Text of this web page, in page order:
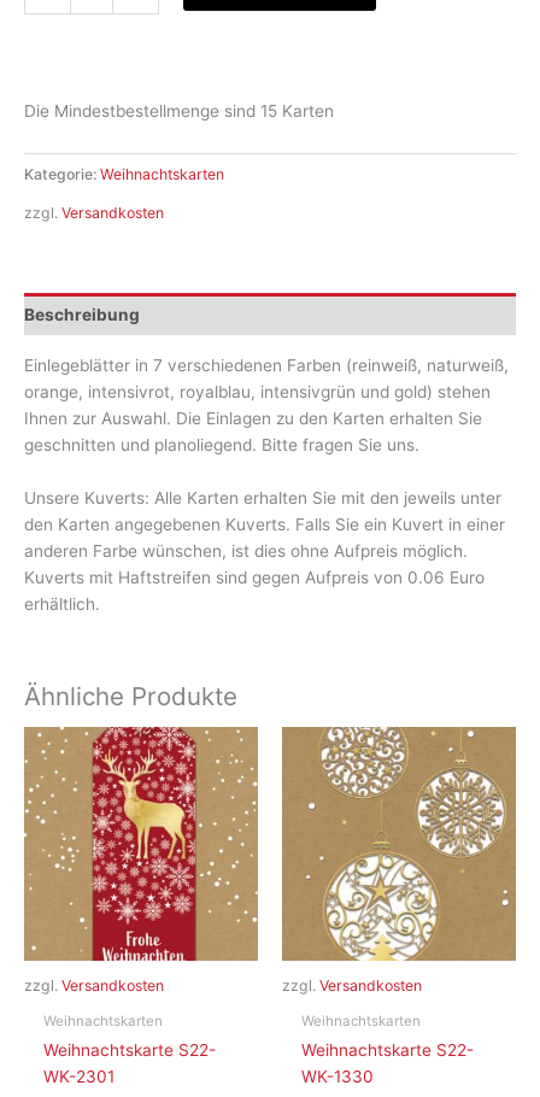
S22-
Die Mindestbestellmenge sind 15 Karten
Kategorie: Weihnachtskarten
zzgl. Versandkosten
Beschreibung
Einlegeblätter in 7 verschiedenen Farben (reinweiß, naturweiß,
orange, intensivrot, royalblau, intensivgrün und gold) stehen
Ihnen zur Auswahl. Die Einlagen zu den Karten erhalten Sie
geschnitten und planoliegend. Bitte fragen Sie uns.
Unsere Kuverts: Alle Karten erhalten Sie mit den jeweils unter
den Karten angegebenen Kuverts. Falls Sie ein Kuvert in einer
anderen Farbe wünschen, ist dies ohne Aufpreis möglich.
Kuverts mit Haftstreifen sind gegen Aufpreis von 0.06 Euro
erhältlich.
Ähnliche Produkte
zzgl. Versandkosten
Weihnachtskarten
Weihnachtskarte S22-
WK-2301
zzgl. Versandkosten
Weihnachtskarten
Weihnachtskarte S22-
WK-1330